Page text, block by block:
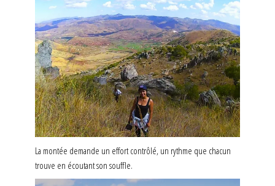
La montée demande un effort contrôlé, un rythme que chacun
trouve en écoutant son souffle.